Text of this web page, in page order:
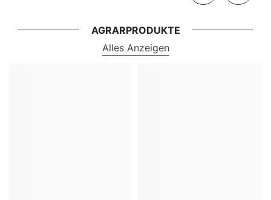
AGRARPRODUKTE
Alles Anzeigen